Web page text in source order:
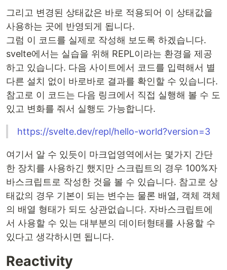
그리고 변경된 상태값은 바로 적용되어 이 상태값을
사용하는 곳에 반영되게 됩니다.
그럼 이 코드를 실제로 작성해 보도록 하겠습니다.
svelte에서는 실습을 위해 REPL이라는 환경을 제공
하고 있습니다. 다음 사이트에서 코드를 입력해서 별
다른 설치 없이 바로바로 결과를 확인할 수 있습니다.
참고로 이 코드는 다음 링크에서 직접 실행해 볼 수 도
있고 변화를 줘서 실행도 가능합니다.
https://svelte.dev/repl/hello-world?version=3
여기서 알 수 있듯이 마크업영역에서는 몇가지 간단
한 장치를 사용하긴 했지만 스크립트의 경우 100%자
바스크립트로 작성한 것을 볼 수 있습니다. 참고로 상
태값의 경우 기본이 되는 변수는 물론 배열, 객체 객체
의 배열 형태가 되도 상관없습니다. 자바스크립트에
서 사용할 수 있는 대부분의 데이터형태를 사용할 수
있다고 생각하시면 됩니다.
Reactivity